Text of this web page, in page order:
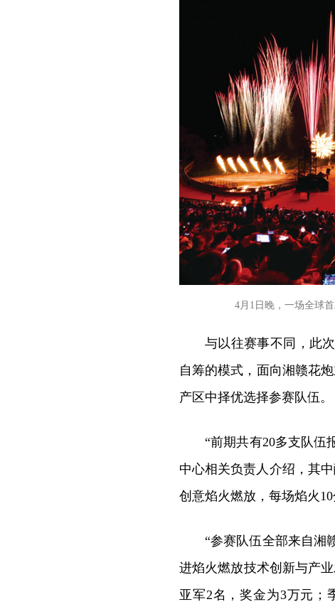
4月1日晚，一场全球
与以往赛事不同，此
自筹的模式，面向湘赣花
产区中择优选择参赛队伍。
“前期共有20多支队伍
中心相关负责人介绍，其
创意焰火燃放，每场焰火
“参赛队伍全部来自湘
进焰火燃放技术创新与产
亚军2名，奖金为3万元；